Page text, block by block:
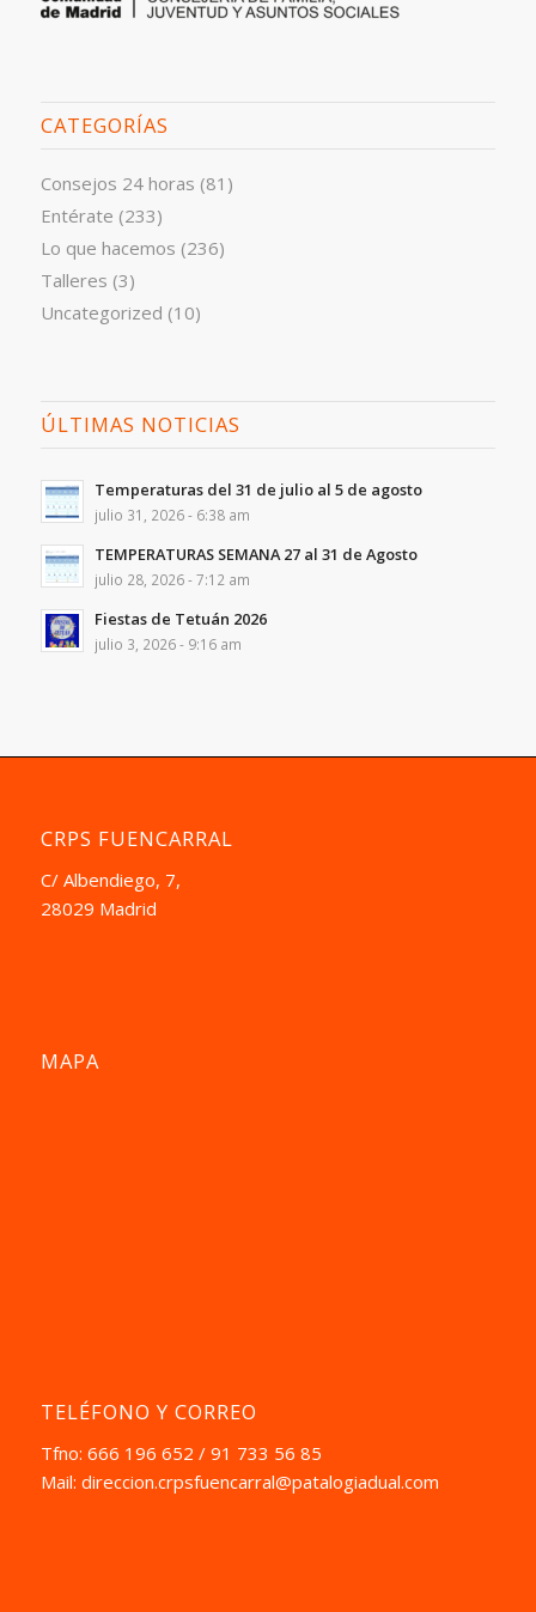
CATEGORÍAS
Consejos 24 horas (81)
Entérate (233)
Lo que hacemos (236)
Talleres (3)
Uncategorized (10)
ÚLTIMAS NOTICIAS
Temperaturas del 31 de julio al 5 de agosto
julio 31, 2026 - 6:38 am
TEMPERATURAS SEMANA 27 al 31 de Agosto
julio 28, 2026 - 7:12 am
Fiestas de Tetuán 2026
julio 3, 2026 - 9:16 am
CRPS FUENCARRAL
C/ Albendiego, 7,
28029 Madrid
MAPA
TELÉFONO Y CORREO
Tfno: 666 196 652 / 91 733 56 85
Mail: direccion.crpsfuencarral@patalogiadual.com